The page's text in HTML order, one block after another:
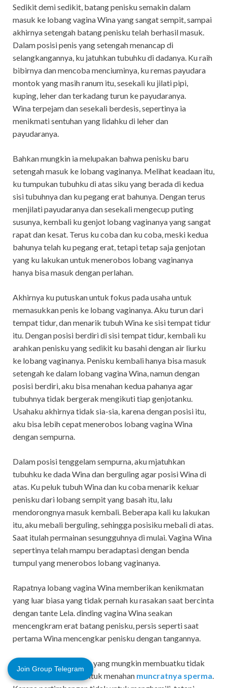
Sedikit demi sedikit, batang penisku semakin dalam
masuk ke lobang vagina Wina yang sangat sempit, sampai
akhirnya setengah batang penisku telah berhasil masuk.
Dalam posisi penis yang setengah menancap di
selangkangannya, ku jatuhkan tubuhku di dadanya. Ku raih
bibirnya dan mencoba menciuminya, ku remas payudara
montok yang masih ranum itu, sesekali ku jilati pipi,
kuping, leher dan terkadang turun ke payudaranya.
Wina terpejam dan sesekali berdesis, sepertinya ia
menikmati sentuhan yang lidahku di leher dan
payudaranya.
Bahkan mungkin ia melupakan bahwa penisku baru
setengah masuk ke lobang vaginanya. Melihat keadaan itu,
ku tumpukan tubuhku di atas siku yang berada di kedua
sisi tubuhnya dan ku pegang erat bahunya. Dengan terus
menjilati payudaranya dan sesekali mengecup puting
susunya, kembali ku genjot lobang vaginanya yang sangat
rapat dan kesat. Terus ku coba dan ku coba, meski kedua
bahunya telah ku pegang erat, tetapi tetap saja genjotan
yang ku lakukan untuk menerobos lobang vaginanya
hanya bisa masuk dengan perlahan.
Akhirnya ku putuskan untuk fokus pada usaha untuk
memasukkan penis ke lobang vaginanya. Aku turun dari
tempat tidur, dan menarik tubuh Wina ke sisi tempat tidur
itu. Dengan posisi berdiri di sisi tempat tidur, kembali ku
arahkan penisku yang sedikit ku basahi dengan air liurku
ke lobang vaginanya. Penisku kembali hanya bisa masuk
setengah ke dalam lobang vagina Wina, namun dengan
posisi berdiri, aku bisa menahan kedua pahanya agar
tubuhnya tidak bergerak mengikuti tiap genjotanku.
Usahaku akhirnya tidak sia-sia, karena dengan posisi itu,
aku bisa lebih cepat menerobos lobang vagina Wina
dengan sempurna.
Dalam posisi tenggelam sempurna, aku mjatuhkan
tubuhku ke dada Wina dan berguling agar posisi Wina di
atas. Ku peluk tubuh Wina dan ku coba menarik keluar
penisku dari lobang sempit yang basah itu, lalu
mendorongnya masuk kembali. Beberapa kali ku lakukan
itu, aku mebali berguling, sehingga posisiku mebali di atas.
Saat itulah permainan sesungguhnya di mulai. Vagina Wina
sepertinya telah mampu beradaptasi dengan benda
tumpul yang menerobos lobang vaginanya.
Rapatnya lobang vagina Wina memberikan kenikmatan
yang luar biasa yang tidak pernah ku rasakan saat bercinta
dengan tante Lela. dinding vagina Wina seakan
mencengkram erat batang penisku, persis seperti saat
pertama Wina mencengkar penisku dengan tangannya.
Kenikmatan itu pulalah yang mungkin membuatku tidak
bertahan lebih lama untuk menahan muncratnya sperma
Join Group Telegram